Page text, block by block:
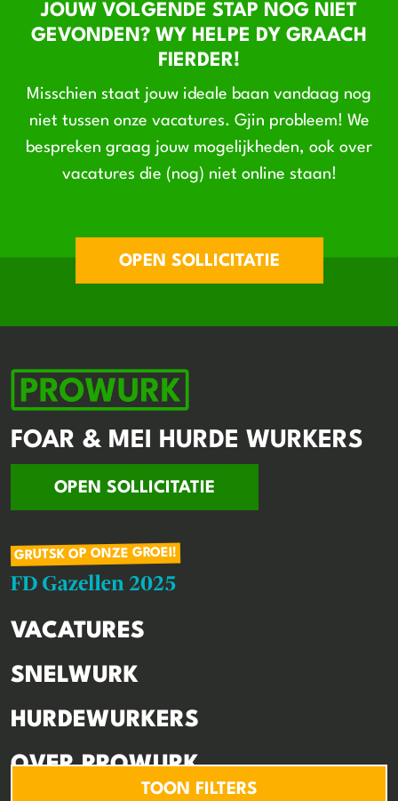
JOUW VOLGENDE STAP NOG NIET
GEVONDEN? WY HELPE DY GRAACH
FIERDER!
Misschien staat jouw ideale baan vandaag nog
niet tussen onze vacatures. Gjin probleem! We
bespreken graag jouw mogelijkheden, ook over
vacatures die (nog) niet online staan!
OPEN SOLLICITATIE
TOON FILTERS
FOAR & MEI HURDE WURKERS
OPEN SOLLICITATIE
GRUTSK OP ONZE GROEI!
VACATURES
SNELWURK
HURDEWURKERS
OVER PROWURK